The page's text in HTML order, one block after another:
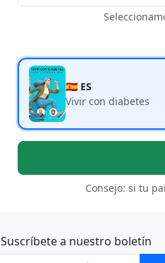
🇪🇸 ES
Vivir con diabetes
Consejo: si tu
Suscríbete a nuestro boletín